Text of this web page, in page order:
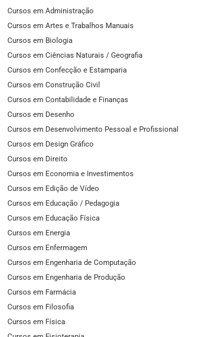
Cursos em Administração
Cursos em Artes e Trabalhos Manuais
Cursos em Biologia
Cursos em Ciências Naturais / Geografia
Cursos em Confecção e Estamparia
Cursos em Construção Civil
Cursos em Contabilidade e Finanças
Cursos em Desenho
Cursos em Desenvolvimento Pessoal e Profissional
Cursos em Design Gráfico
Cursos em Direito
Cursos em Economia e Investimentos
Cursos em Edição de Vídeo
Cursos em Educação / Pedagogia
Cursos em Educação Física
Cursos em Energia
Cursos em Enfermagem
Cursos em Engenharia de Computação
Cursos em Engenharia de Produção
Cursos em Farmácia
Cursos em Filosofia
Cursos em Física